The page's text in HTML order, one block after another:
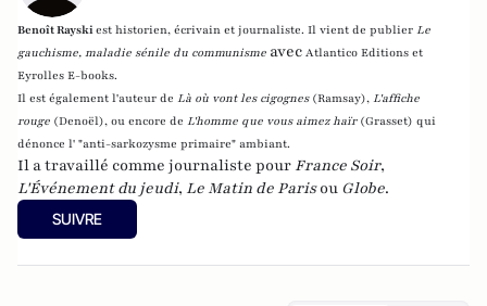
Benoît Rayskiest historien, écrivain et journaliste. Il vient de publier Le
gauchisme, maladie sénile du communisme avec Atlantico Editions et
Eyrolles E-books.
Il est également l'auteur de Là où vont les cigognes (Ramsay), L'affiche
rouge (Denoël), ou encore de L'homme que vous aimez haïr (Grasset) qui
dénonce l' "anti-sarkozysme primaire" ambiant.
Il a travaillé comme journaliste pour France Soir,
L'Événement du jeudi, Le Matin de Parisou Globe.
SUIVRE